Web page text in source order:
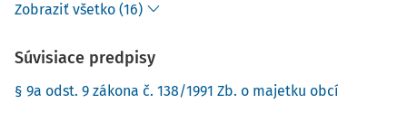
Zobraziť všetko (16)
Súvisiace predpisy
§ 9a odst. 9 zákona č. 138/1991 Zb. o majetku obcí